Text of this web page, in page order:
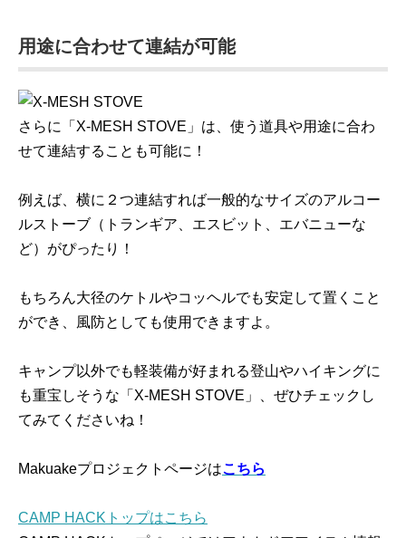
用途に合わせて連結が可能
さらに「X-MESH STOVE」は、使う道具や用途に合わ
せて連結することも可能に！
例えば、横に２つ連結すれば一般的なサイズのアルコー
ルストーブ（トランギア、エスビット、エバニューな
ど）がぴったり！
もちろん大径のケトルやコッヘルでも安定して置くこと
ができ、風防としても使用できますよ。
キャンプ以外でも軽装備が好まれる登山やハイキングに
も重宝しそうな「X-MESH STOVE」、ぜひチェックし
てみてくださいね！
Makuakeプロジェクトページはこちら
CAMP HACKトップはこちら